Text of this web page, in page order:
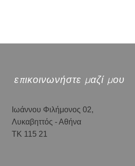
επικοινωνήστε μαζί μου
Ιωάννου Φιλήμονος 02,
Λυκαβηττός - Αθήνα
ΤΚ 115 21